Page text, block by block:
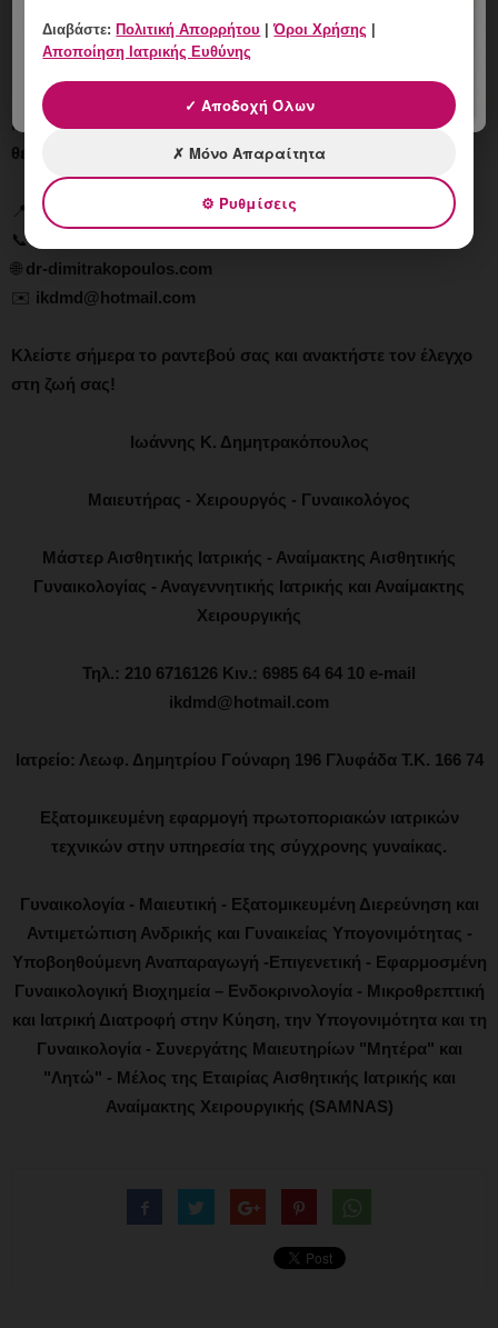
Η ακράτεια ούρωνδεν πρέπει να περιορίζει τη ζωή σας
Γυναικολόγος με εξειδίκευση στην Αισθητική & Επανορθωτική
Γυναικολογία, προσφέρειεξατομικευμένη αξιολόγηση και
θεραπεία
με τις πιο σύγχρονες μεθόδους.
📍
Γούναρη 196, Άνω Γλυφάδα, Αθήνα
📞
🌐 dr-dimitrakopoulos.com
✉️ ikdmd@hotmail.com
Κλείστε σήμερα το ραντεβού σας και ανακτήστε τον έλεγχο
στη ζωή σας!
Ιωάννης Κ. Δημητρακόπουλος
Μαιευτήρας - Χειρουργός - Γυναικολόγος
Μάστερ Αισθητικής Ιατρικής - Αναίμακτης Αισθητικής
Γυναικολογίας - Αναγεννητικής Ιατρικής και Αναίμακτης
Χειρουργικής
Τηλ.: 210 6716126 Κιν.: 6985 64 64 10 e-mail
ikdmd@hotmail.com
Ιατρείο: Λεωφ. Δημητρίου Γούναρη 196 Γλυφάδα Τ.Κ. 166 74
Εξατομικευμένη εφαρμογή πρωτοποριακών ιατρικών
τεχνικών στην υπηρεσία της σύγχρονης γυναίκας.
Γυναικολογία - Μαιευτική - Εξατομικευμένη Διερεύνηση και
Αντιμετώπιση Ανδρικής και Γυναικείας Υπογονιμότητας -
Υποβοηθούμενη Αναπαραγωγή -Επιγενετική - Εφαρμοσμένη
Γυναικολογική Βιοχημεία – Ενδοκρινολογία - Μικροθρεπτική
και Ιατρική Διατροφή στην Κύηση, την Υπογονιμότητα και τη
Γυναικολογία - Συνεργάτης Μαιευτηρίων "Μητέρα" και
"Λητώ" - Μέλος της Εταιρίας Αισθητικής Ιατρικής και
Αναίμακτης Χειρουργικής (SAMNAS)
Διαβάστε:Πολιτική Απορρήτου |Όροι Χρήσης |
Αποποίηση Ιατρικής Ευθύνης
✓ Αποδοχή Όλων
✗ Μόνο Απαραίτητα
⚙ Ρυθμίσεις